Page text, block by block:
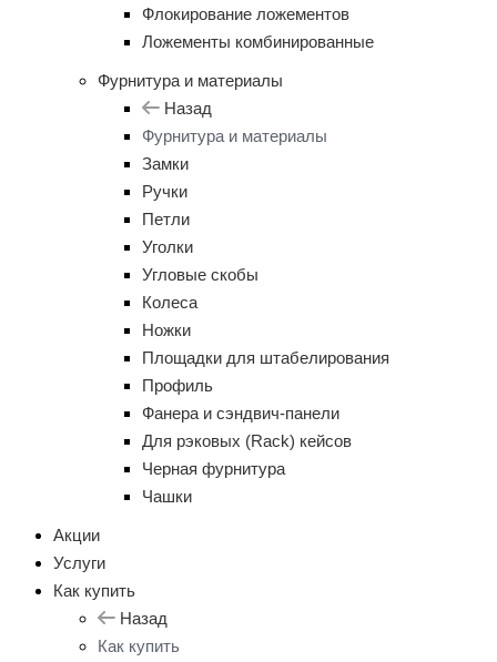
Флокирование ложементов
Ложементы комбинированные
Фурнитура и материалы
Назад
Фурнитура и материалы
Замки
Ручки
Петли
Уголки
Угловые скобы
Колеса
Ножки
Площадки для штабелирования
Профиль
Фанера и сэндвич-панели
Для рэковых (Rack) кейсов
Черная фурнитура
Чашки
Акции
Услуги
Как купить
Назад
Как купить